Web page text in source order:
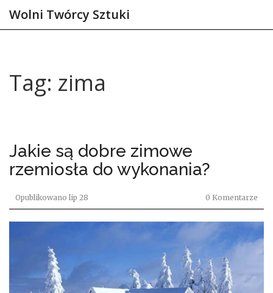
Wolni Twórcy Sztuki
Tag: zima
Jakie są dobre zimowe
rzemiosła do wykonania?
Opublikowano lip 28 0 Komentarze